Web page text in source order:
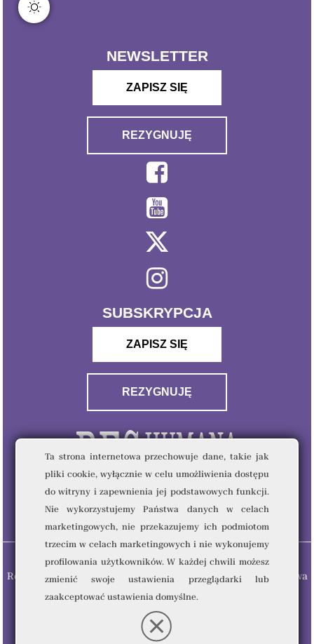
NEWSLETTER
ZAPISZ SIĘ
REZYGNUJĘ
SUBSKRYPCJA
ZAPISZ SIĘ
REZYGNUJĘ
Res Humana & Quality Writing Sp. z o.o © 2023 - Wszelkie prawa
Ta strona internetowa przechowuje dane, takie jak
pliki cookie, wyłącznie w celu umożliwienia dostępu
do witryny i zapewnienia jej podstawowych funkcji.
Nie wykorzystujemy Państwa danych w celach
marketingowych, nie przekazujemy ich podmiotom
trzecim w celach marketingowych i nie wykonujemy
profilowania użytkowników. W każdej chwili możesz
zmienić swoje ustawienia przeglądarki lub
zaakceptować ustawienia domyślne.